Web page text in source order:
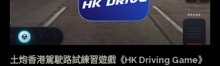
土炮香港駕駛路試練習遊戲《HK Driving Game》